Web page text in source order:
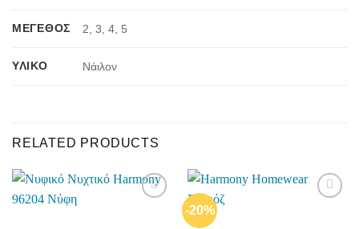
ΜΈΓΕΘΟΣ 2, 3, 4, 5
ΥΛΙΚΌ Νάιλον
RELATED PRODUCTS
-20%